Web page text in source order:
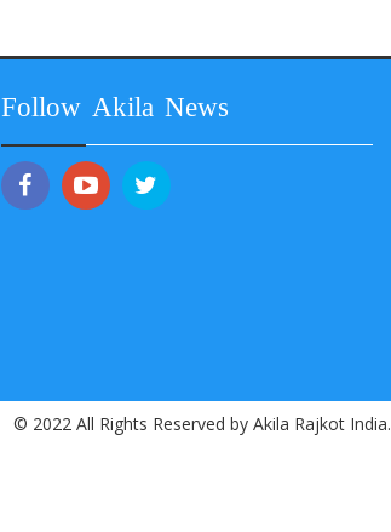
Follow Akila News
© 2022 All Rights Reserved by Akila Rajkot India.